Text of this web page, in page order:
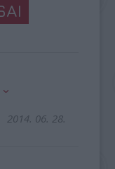
2014. 06. 28.